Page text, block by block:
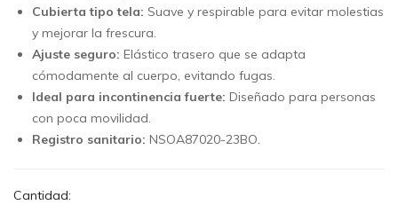
Cubierta tipo tela: Suave y respirable para evitar molestias
y mejorar la frescura.
Ajuste seguro: Elástico trasero que se adapta
cómodamente al cuerpo, evitando fugas.
Ideal para incontinencia fuerte: Diseñado para personas
con poca movilidad.
Registro sanitario: NSOA87020-23BO.
Cantidad: